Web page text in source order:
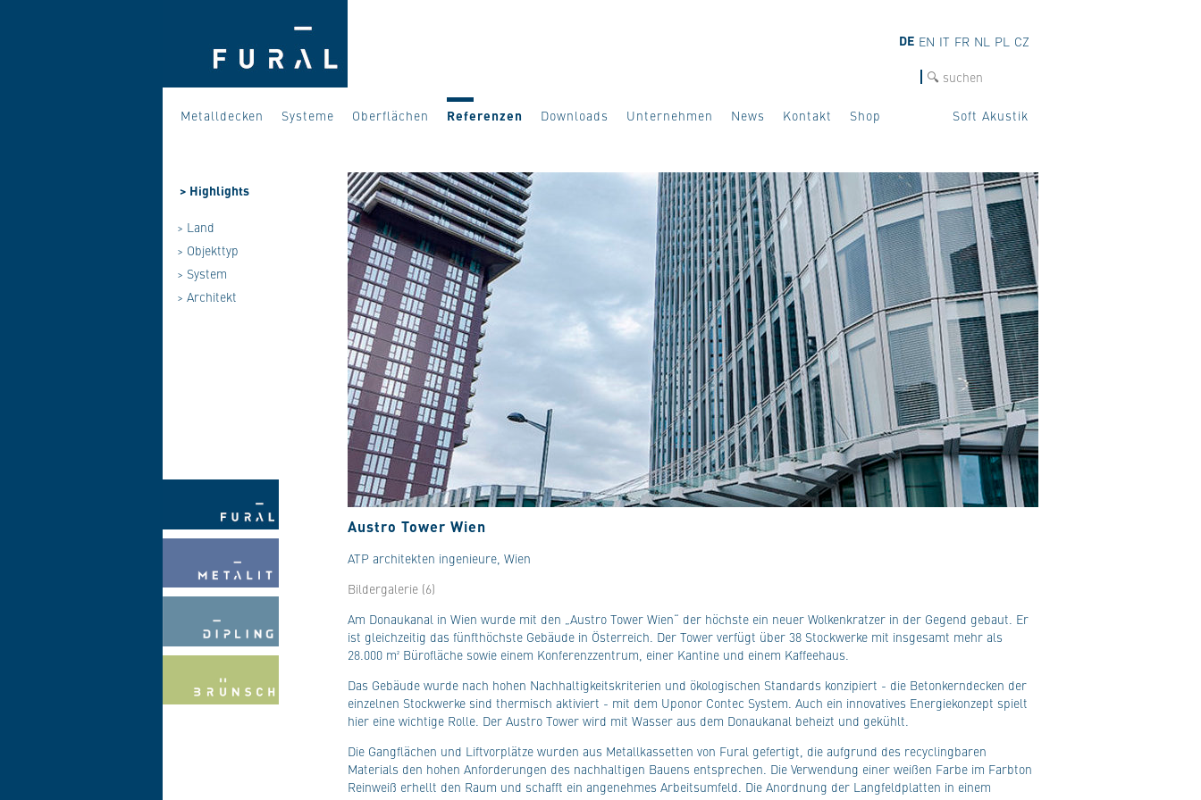
Metalldecken Systeme Oberflächen Referenzen Downloads Unternehmen News Kontakt Shop Soft Akustik
DE EN IT FR NL PL CZ
> Highlights
> Land
> Objekttyp
> System
> Architekt
Austro Tower Wien
ATP architekten ingenieure, Wien
Bildergalerie (6)
Am Donaukanal in Wien wurde mit den „Austro Tower Wien“ der höchste ein neuer Wolkenkratzer in der Gegend gebaut. Er
ist gleichzeitig das fünfthöchste Gebäude in Österreich. Der Tower verfügt über 38 Stockwerke mit insgesamt mehr als
28.000 m² Bürofläche sowie einem Konferenzzentrum, einer Kantine und einem Kaffeehaus.
Das Gebäude wurde nach hohen Nachhaltigkeitskriterien und ökologischen Standards konzipiert - die Betonkerndecken der
einzelnen Stockwerke sind thermisch aktiviert - mit dem Uponor Contec System. Auch ein innovatives Energiekonzept spielt
hier eine wichtige Rolle. Der Austro Tower wird mit Wasser aus dem Donaukanal beheizt und gekühlt.
Die Gangflächen und Liftvorplätze wurden aus Metallkassetten von Fural gefertigt, die aufgrund des recyclingbaren
Materials den hohen Anforderungen des nachhaltigen Bauens entsprechen. Die Verwendung einer weißen Farbe im Farbton
Reinweiß erhellt den Raum und schafft ein angenehmes Arbeitsumfeld. Die Anordnung der Langfeldplatten in einem